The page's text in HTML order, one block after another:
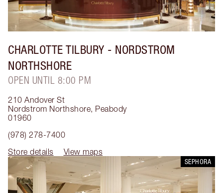
CHARLOTTE TILBURY - NORDSTROM
NORTHSHORE
OPEN UNTIL 8:00 PM
210 Andover St
Nordstrom Northshore, Peabody
01960
(978) 278-7400
Store details
View maps
SEPHORA